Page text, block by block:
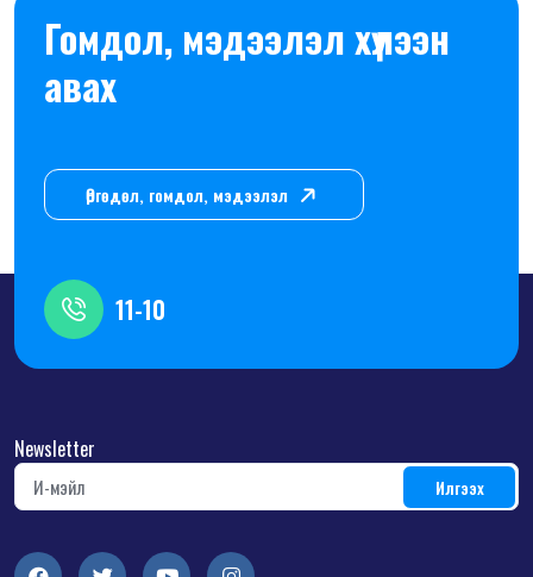
Гомдол, мэдээлэл хүлээн
авах
Өргөдөл, гомдол, мэдээлэл
11-10
Newsletter